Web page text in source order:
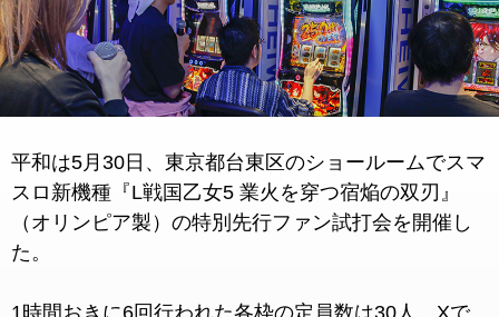
平和は5月30日、東京都台東区のショールームでスマ
スロ新機種『L戦国乙女5 業火を穿つ宿焔の双刃』
（オリンピア製）の特別先行ファン試打会を開催し
た。
1時間おきに6回行われた各枠の定員数は30人。Xで